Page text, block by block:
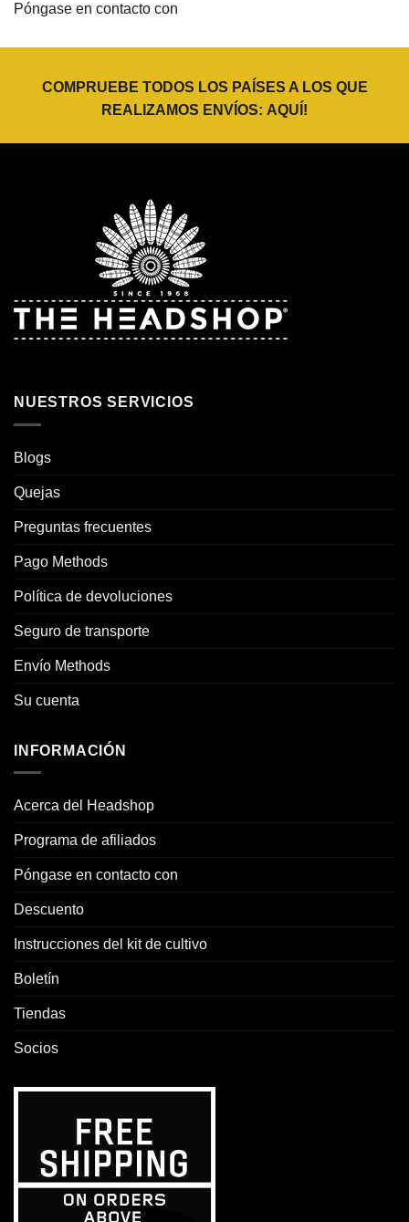
Póngase en contacto con
COMPRUEBE TODOS LOS PAÍSES A LOS QUE
REALIZAMOS ENVÍOS: AQUÍ !
NUESTROS SERVICIOS
Blogs
Quejas
Preguntas frecuentes
Pago Methods
Política de devoluciones
Seguro de transporte
Envío Methods
Su cuenta
INFORMACIÓN
Acerca del Headshop
Programa de afiliados
Póngase en contacto con
Descuento
Instrucciones del kit de cultivo
Boletín
Tiendas
Socios